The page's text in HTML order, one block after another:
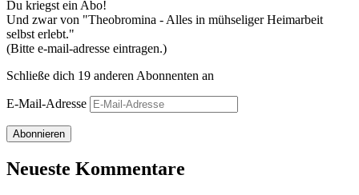
Du kriegst ein Abo!
Und zwar von "Theobromina - Alles in mühseliger Heimarbeit
selbst erlebt."
(Bitte e-mail-adresse eintragen.)
Schließe dich 19 anderen Abonnenten an
E-Mail-Adresse
Abonnieren
Neueste Kommentare